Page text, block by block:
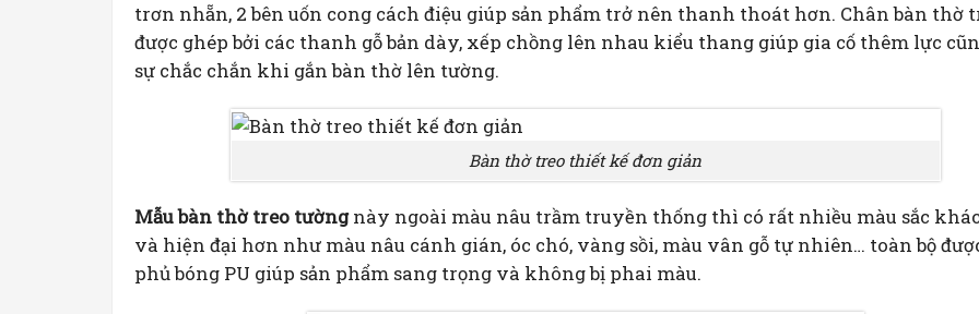
trơn nhẵn, 2 bên uốn cong cách điệu giúp sản phẩm trở nên thanh thoát hơn. Chân bàn thờ
được ghép bởi các thanh gỗ bản dày, xếp chồng lên nhau kiểu thang giúp gia cố thêm lực
sự chắc chắn khi gắn bàn thờ lên tường.
Bàn thờ treo thiết kế đơn giản
Mẫu bàn thờ treo tườngnày ngoài màu nâu trầm truyền thống thì có rất nhiều màu sắc
và hiện đại hơn như màu nâu cánh gián, óc chó, vàng sồi, màu vân gỗ tự nhiên… toàn bộ
phủ bóng PU giúp sản phẩm sang trọng và không bị phai màu.